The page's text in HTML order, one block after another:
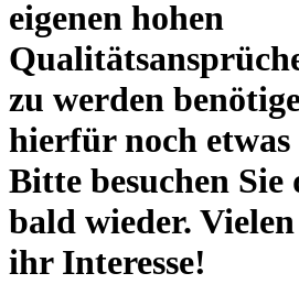
eigenen hohen
zu werden
hierfür noch
Bitte besuchen Sie
bald wieder.
ihr Interesse!